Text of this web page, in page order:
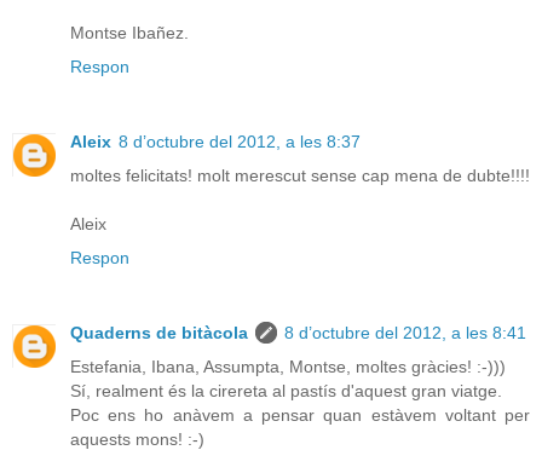
Montse Ibañez.
Respon
Aleix 8 d’octubre del 2012, a les 8:37
moltes felicitats! molt merescut sense cap mena de dubte!!!!
Aleix
Respon
Quaderns de bitàcola
8 d’octubre del 2012, a les 8:41
Estefania, Ibana, Assumpta, Montse, moltes gràcies! :-)))
Sí, realment és la cirereta al pastís d'aquest gran viatge.
Poc ens ho anàvem a pensar quan estàvem voltant per
aquests mons! :-)